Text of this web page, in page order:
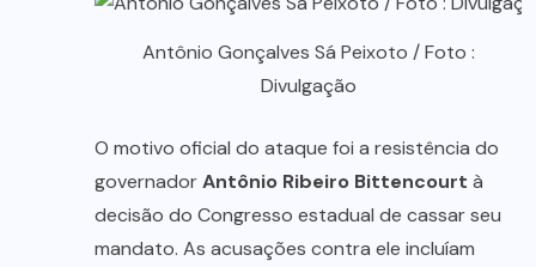
Antônio Gonçalves Sá Peixoto / Foto :
Divulgação
O motivo oficial do ataque foi a resistência do
governadorAntônio Ribeiro Bittencourt à
decisão do Congresso estadual de cassar seu
mandato. As acusações contra ele incluíam